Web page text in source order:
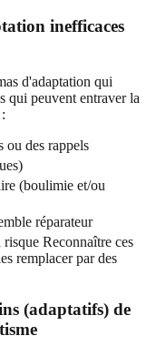
inefficaces
d'adaptation qui
qui peuvent entraver la
ou des rappels
(boulimie et/ou
réparateur
Reconnaître ces
remplacer par des
(adaptatifs) de